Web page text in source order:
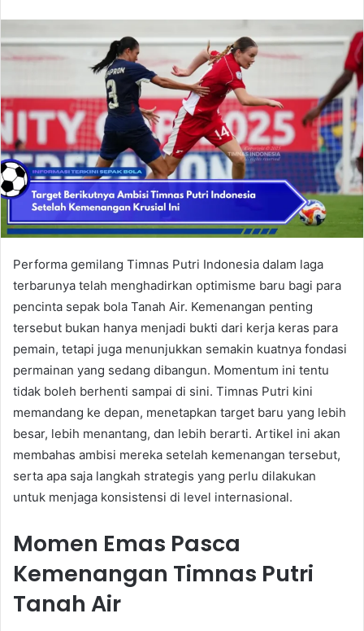
Performa gemilang Timnas Putri Indonesia dalam laga
terbarunya telah menghadirkan optimisme baru bagi para
pencinta sepak bola Tanah Air. Kemenangan penting
tersebut bukan hanya menjadi bukti dari kerja keras para
pemain, tetapi juga menunjukkan semakin kuatnya fondasi
permainan yang sedang dibangun. Momentum ini tentu
tidak boleh berhenti sampai di sini. Timnas Putri kini
memandang ke depan, menetapkan target baru yang lebih
besar, lebih menantang, dan lebih berarti. Artikel ini akan
membahas ambisi mereka setelah kemenangan tersebut,
serta apa saja langkah strategis yang perlu dilakukan
untuk menjaga konsistensi di level internasional.
Momen Emas Pasca
Kemenangan Timnas Putri
Tanah Air